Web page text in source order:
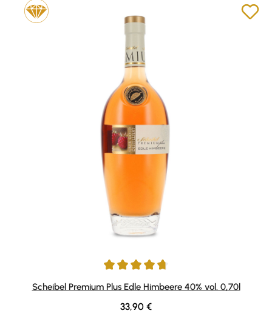
Durchschnittliche Bewertung von 4.82 von 5 Sternen
Scheibel Premium Plus Edle Himbeere 40% vol. 0,70l
Regulärer Preis:
33,90 €